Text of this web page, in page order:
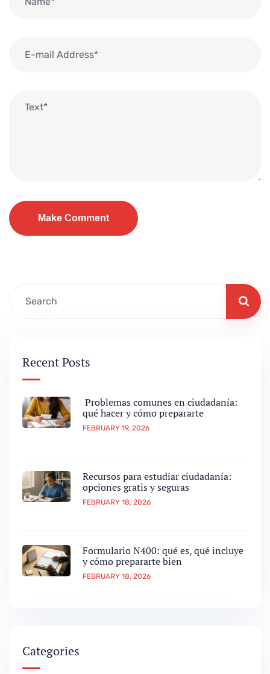
Recent Posts
Problemas comunes en ciudadanía:
qué hacer y cómo prepararte
FEBRUARY 19, 2026
Recursos para estudiar ciudadanía:
opciones gratis y seguras
FEBRUARY 18, 2026
Formulario N400: qué es, qué incluye
y cómo prepararte bien
FEBRUARY 18, 2026
Categories